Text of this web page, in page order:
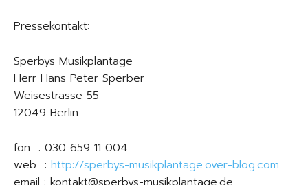
Pressekontakt:
Sperbys Musikplantage
Herr Hans Peter Sperber
Weisestrasse 55
12049 Berlin
fon ..: 030 659 11 004
web ..: http://sperbys-musikplantage.over-blog.com